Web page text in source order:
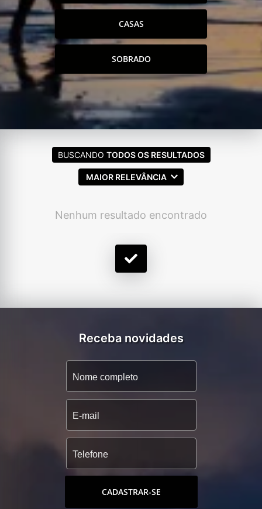
CASAS
SOBRADO
BUSCANDO TODOS OS RESULTADOS
MAIOR RELEVÂNCIA
Nenhum resultado encontrado
Receba novidades
CADASTRAR-SE